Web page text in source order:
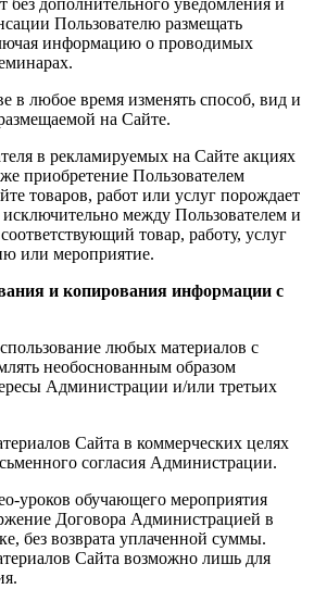
дополнительного уведомления и
Пользователю размещать
информацию о проводимых
в любое время изменять способ, вид и
на Сайте.
в рекламируемых на Сайте акциях
приобретение Пользователем
товаров, работ или услуг порождает
исключительно между Пользователем и
товар, работу, услуг
или мероприятие.
и копирования информации с
любых материалов с
необоснованным образом
Администрации и/или третьих
Сайта в коммерческих целях
согласия Администрации.
уроков обучающего мероприятия
Договора Администрацией в
без возврата уплаченной суммы.
Сайта возможно лишь для